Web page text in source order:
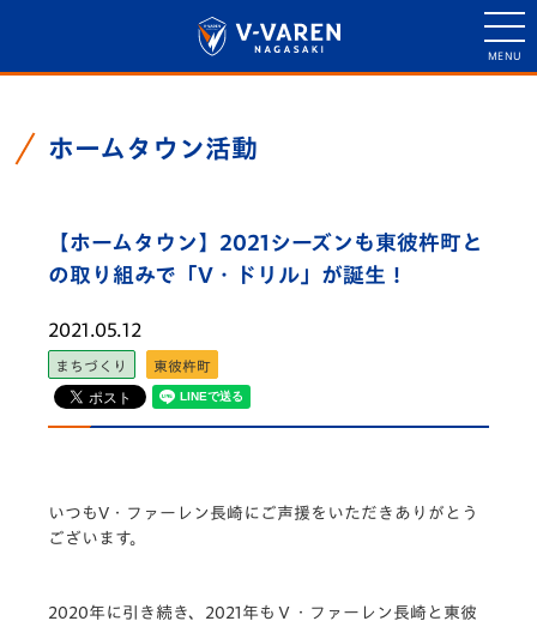
ホームタウン活動
【ホームタウン】2021シーズンも東彼杵町と
の取り組みで「V・ドリル」が誕生！
2021.05.12
まちづくり 東彼杵町
いつもV・ファーレン長崎にご声援をいただきありがとう
ございます。
2020年に引き続き、2021年もＶ・ファーレン長崎と東彼